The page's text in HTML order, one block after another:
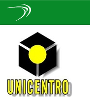
navigation